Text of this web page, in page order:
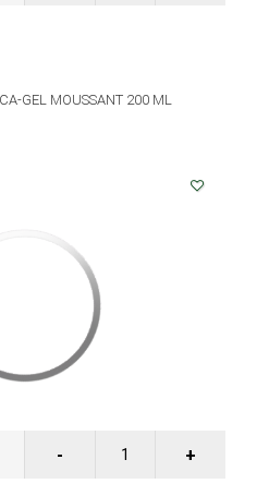
GEL MOUSSANT 200 ML